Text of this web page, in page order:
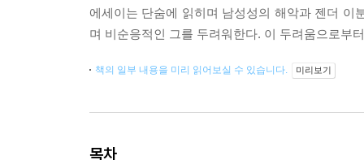
에세이는 단숨에 읽히며 남성성의 해악과 젠더 이
며 비순응적인 그를 두려워한다. 이 두려움으로부
책의 일부 내용을 미리 읽어보실 수 있습니다. 미리보기
목차